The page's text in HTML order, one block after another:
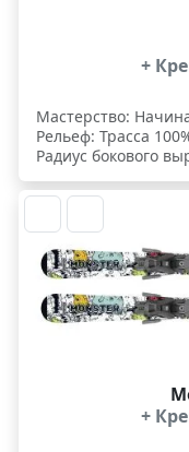
+
Мастерство:
Рельеф: Трасса
Радиус бокового
+